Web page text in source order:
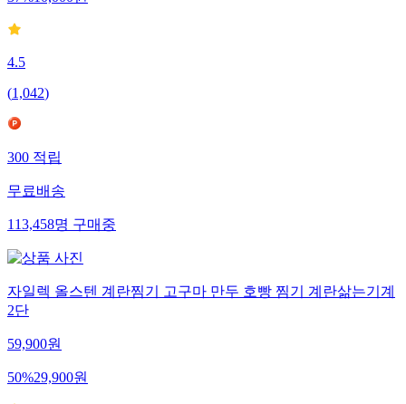
4.5
(1,042)
300 적립
무료배송
113,458명 구매중
자일렉 올스텐 계란찜기 고구마 만두 호빵 찜기 계란삶는기계
2단
59,900원
50%29,900원